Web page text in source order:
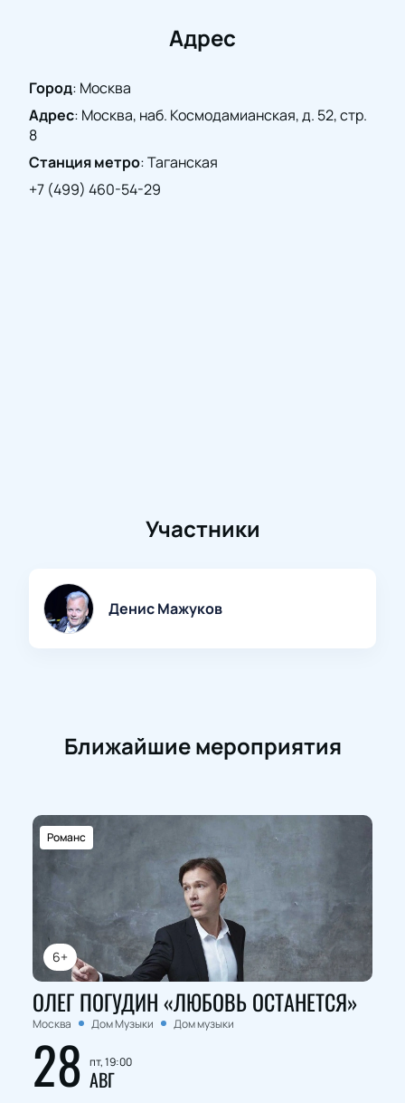
насладиться живым исполнением рок-н-ролльных
хитов и окунуться в атмосферу музыкального
удобный способ гарантировать себе место на этом
уникальном событии.
Адрес
Город: Москва
Адрес: Москва, наб. Космодамианская, д. 52, стр.
8
Станция метро:Таганская
+7 (499) 460-54-29
Участники
Денис Мажуков
Ближайшие мероприятия
6+
Романс
ОЛЕГ ПОГУДИН «ЛЮБОВЬ ОСТАНЕТСЯ»
Москва Дом Музыки Дом музыки
28 пт, 19:00
АВГ